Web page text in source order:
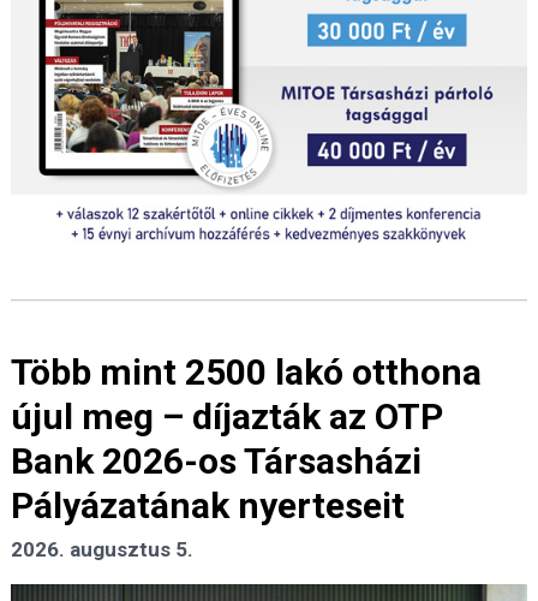
Több mint 2500 lakó otthona
újul meg – díjazták az OTP
Bank 2026-os Társasházi
Pályázatának nyerteseit
2026. augusztus 5.